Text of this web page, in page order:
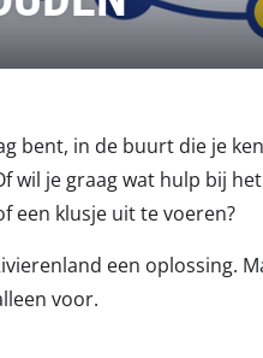
bent, in de buurt die je
wil je graag wat hulp bij
een klusje uit te voeren?
een oplossing.
voor.